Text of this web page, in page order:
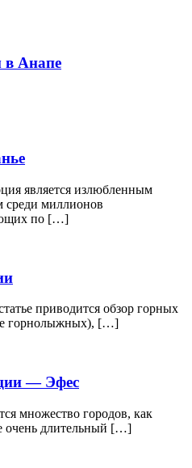
в Анапе
является излюбленным
среди миллионов
по […]
приводится обзор горных
горнолыжных), […]
— Эфес
множество городов, как
очень длительный […]